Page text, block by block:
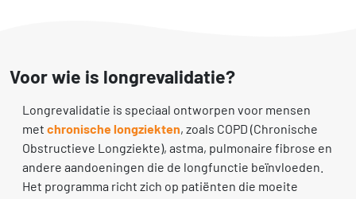
Voor wie is longrevalidatie?
Longrevalidatie is speciaal ontworpen voor mensen
met chronische longziekten, zoals COPD (Chronische
Obstructieve Longziekte), astma, pulmonaire fibrose en
andere aandoeningen die de longfunctie beïnvloeden.
Het programma richt zich op patiënten die moeite